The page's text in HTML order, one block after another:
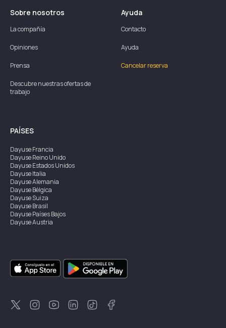
Sobre nosotros
La compañía
Opiniones
Prensa
Descubre nuestras ofertas de
trabajo
Ayuda
Contacto
Ayuda
Cancelar reserva
PAÍSES
DayuseFrancia
DayuseReino Unido
DayuseEstados Unidos
DayuseItalia
DayuseAlemania
DayuseBélgica
DayuseSuiza
DayuseBrasil
DayusePaíses Bajos
DayuseAustria
DayuseSingapur
DayuseSuecia
DayuseTailandia
DayuseNueva Zelanda
DayuseTurquía